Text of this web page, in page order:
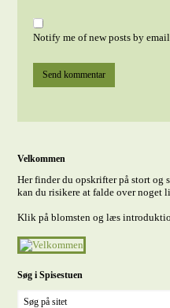
Notify me of new posts by
Velkommen
Her finder du opskrifter på stort og
kan du risikere at falde over noget
Klik på blomsten og læs
Søg i Spisestuen